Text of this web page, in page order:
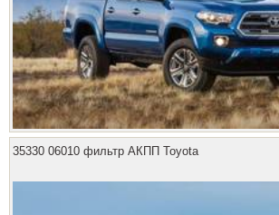
35330 06010 фильтр АКПП Toyota